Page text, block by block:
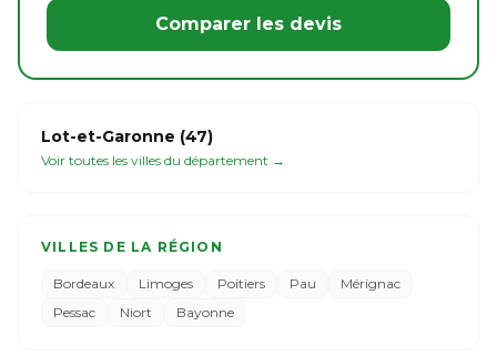
Comparer les devis
Lot-et-Garonne (47)
Voir toutes les villes du département →
VILLES DE LA RÉGION
Bordeaux Limoges Poitiers Pau
Mérignac
Pessac
Niort Bayonne